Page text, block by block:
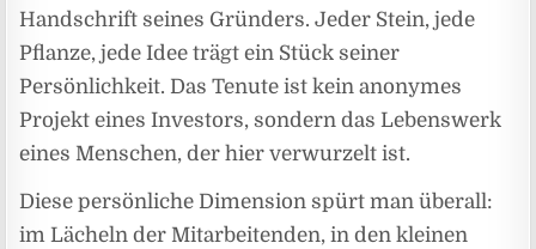
Handschrift seines Gründers. Jeder Stein, jede
Pflanze, jede Idee trägt ein Stück seiner
Persönlichkeit. Das Tenute ist kein anonymes
Projekt eines Investors, sondern das Lebenswerk
eines Menschen, der hier verwurzelt ist.
Diese persönliche Dimension spürt man überall:
im Lächeln der Mitarbeitenden, in den kleinen